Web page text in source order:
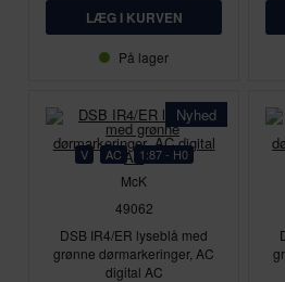
På lager
Nyhed
V AC 1:87 - H0
McK
49062
DSB IR4/ER lyseblå med
grønne dørmarkeringer, AC
digital AC